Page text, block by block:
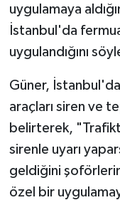
uygulamaya
İstanbul'da
uygulandığını
Güner,
araçları siren ve
belirterek,
sirenle uyarı
geldiğini
özel bir